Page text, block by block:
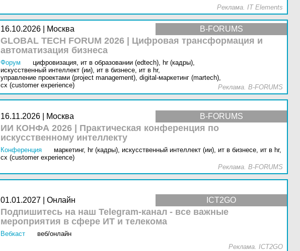
Реклама. IT Elements
B-FORUMS
16.10.2026 | Москва
GLOBAL TECH FORUM 2026 | Цифровая трансформация и
автоматизация бизнеса
Форум цифровизация, ит в образовании (edtech), hr (кадры),
искусственный интеллект (ии), ит в бизнесе, ит в hr,
управление проектами (project management), digital-маркетинг (martech),
cx (customer experience)
Реклама. B-FORUMS
B-FORUMS
16.11.2026 | Москва
ИИ КОНФА 2026 | Практическая конференция по
искусственному интеллекту
Конференция маркетинг, hr (кадры), искусственный интеллект (ии), ит в бизнесе, ит в hr,
cx (customer experience)
Реклама. B-FORUMS
ICT2GO
01.01.2027 | Онлайн
Подпишитесь на наш Telegram-канал - все важные
мероприятия в сфере ИТ и телекома
Вебкаст
веб/онлайн
Реклама. ICT2GO